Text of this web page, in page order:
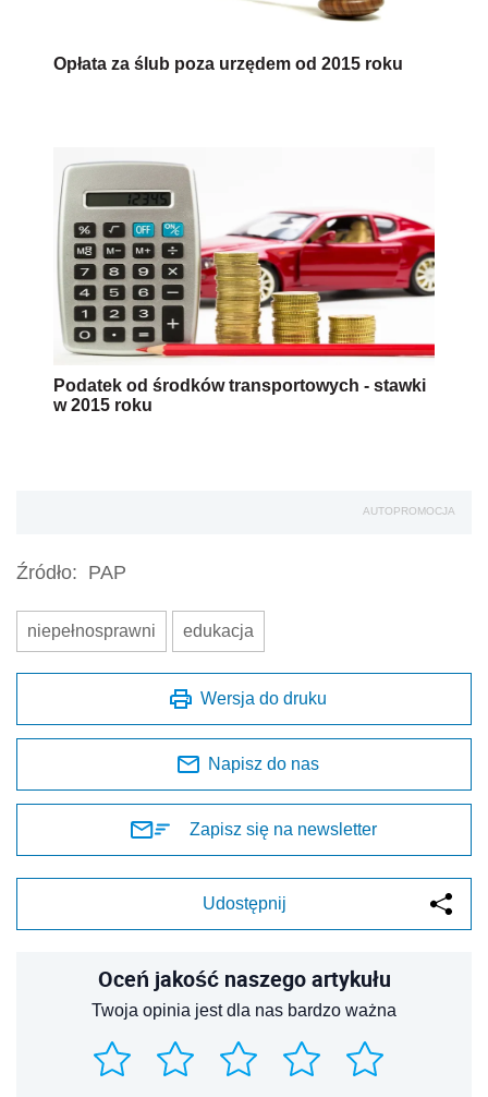
Opłata za ślub poza urzędem od 2015 roku
Podatek od środków transportowych - stawki
w 2015 roku
AUTOPROMOCJA
Źródło: PAP
niepełnosprawni edukacja
Wersja do druku
Napisz do nas
Zapisz się na newsletter
Udostępnij
Oceń jakość naszego artykułu
Twoja opinia jest dla nas bardzo ważna